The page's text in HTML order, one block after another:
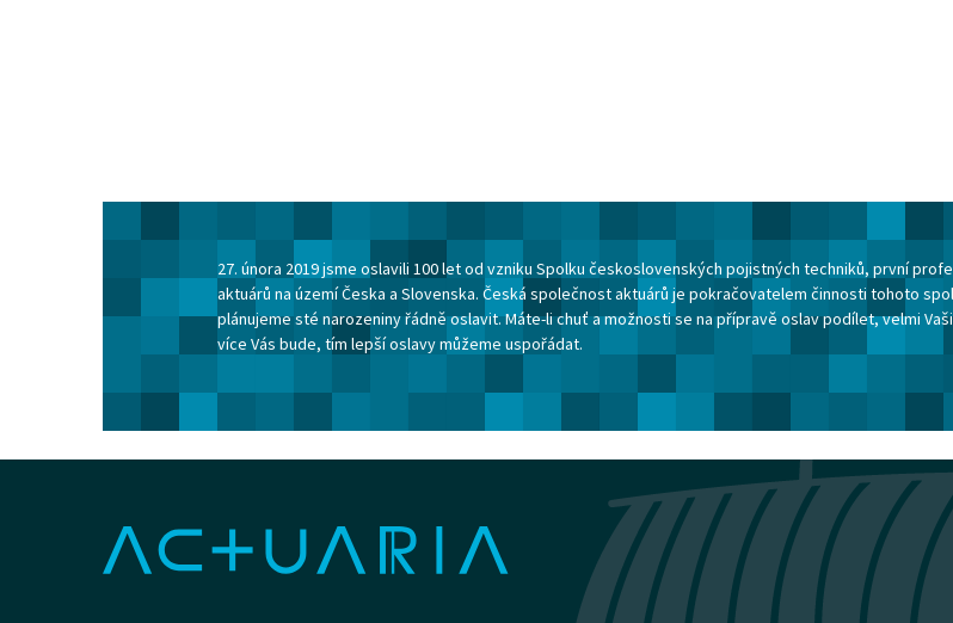
27. února 2019 jsme oslavili 100 let od vzniku Spolku československých pojistných techniků, první
aktuárů na území Česka a Slovenska. Česká společnost aktuárů je pokračovatelem činnosti tohoto
plánujeme sté narozeniny řádně oslavit. Máte-li chuť a možnosti se na přípravě oslav podílet, velmi
více Vás bude, tím lepší oslavy můžeme uspořádat.